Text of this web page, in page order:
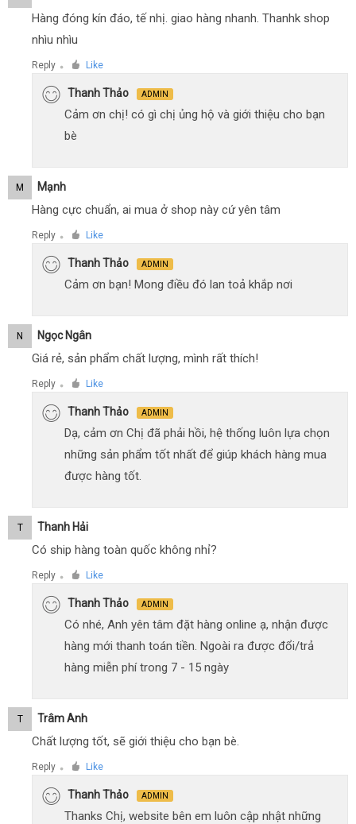
Hàng đóng kín đáo, tế nhị. giao hàng nhanh. Thanhk shop
nhìu nhìu
Reply ● Like
Thanh Thảo ADMIN
Cảm ơn chị! có gì chị ủng hộ và giới thiệu cho bạn
bè
M Mạnh
Hàng cực chuẩn, ai mua ở shop này cứ yên tâm
Reply ● Like
Thanh Thảo ADMIN
Cảm ơn bạn! Mong điều đó lan toả khắp nơi
N Ngọc Ngân
Giá rẻ, sản phẩm chất lượng, mình rất thích!
Reply ● Like
Thanh Thảo ADMIN
Dạ, cảm ơn Chị đã phải hồi, hệ thống luôn lựa chọn
những sản phẩm tốt nhất để giúp khách hàng mua
được hàng tốt.
T Thanh Hải
Có ship hàng toàn quốc không nhỉ?
Reply ● Like
Thanh Thảo ADMIN
Có nhé, Anh yên tâm đặt hàng online ạ, nhận được
hàng mới thanh toán tiền. Ngoài ra được đổi/trả
hàng miễn phí trong 7 - 15 ngày
T Trâm Anh
Chất lượng tốt, sẽ giới thiệu cho bạn bè.
Reply ● Like
Thanh Thảo ADMIN
Thanks Chị, website bên em luôn cập nhật những